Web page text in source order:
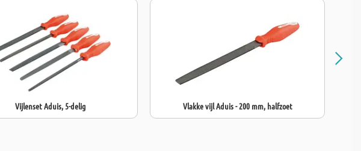
Vijlenset Aduis, 5-delig Vlakke vijl Aduis - 200 mm, halfzoet